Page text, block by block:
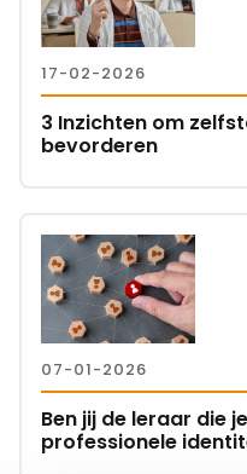
de
formatie?
17-02-2026
3 Inzichten om
bevorderen
Inzichten
om
zelfstandig
leren
07-01-2026
Ben jij de leraar die
professionele
Lees
meer
over
de
leraar
die